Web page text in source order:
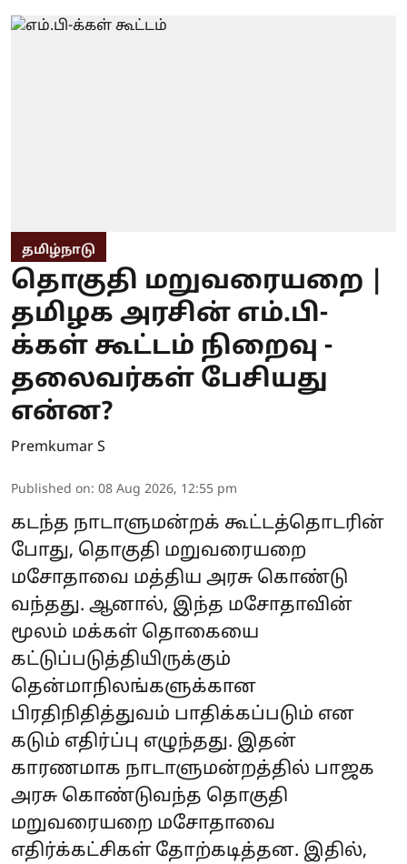
தமிழ்நாடு
தொகுதி மறுவரையறை |
தமிழக அரசின் எம்.பி-
க்கள் கூட்டம் நிறைவு -
தலைவர்கள் பேசியது
என்ன?
Premkumar S
Published on: 08 Aug 2026, 12:55 pm
கடந்த நாடாளுமன்றக் கூட்டத்தொடரின்
போது, தொகுதி மறுவரையறை
மசோதாவை மத்திய அரசு கொண்டு
வந்தது. ஆனால், இந்த மசோதாவின்
மூலம் மக்கள் தொகையை
கட்டுப்படுத்தியிருக்கும்
தென்மாநிலங்களுக்கான
பிரதிநிதித்துவம் பாதிக்கப்படும் என
கடும் எதிர்ப்பு எழுந்தது. இதன்
காரணமாக நாடாளுமன்றத்தில் பாஜக
அரசு கொண்டுவந்த தொகுதி
மறுவரையறை மசோதாவை
எதிர்க்கட்சிகள் தோற்கடித்தன. இதில்,